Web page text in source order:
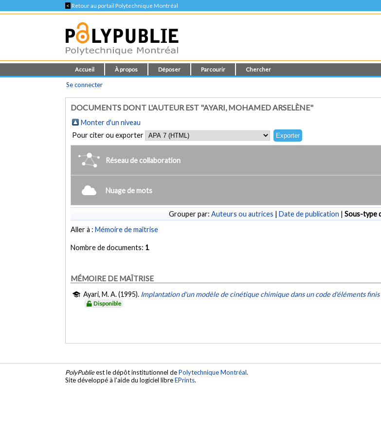
< Retour au portail Polytechnique Montréal
Accueil À propos Déposer Parcourir Chercher
Se connecter
DOCUMENTS DONT L'AUTEUR EST "AYARI, MOHAMED ARSELÈNE"
Monter d'un niveau
Pour citer ou exporter
Réseau de collaboration
Nuage de mots
Grouper par: Auteurs ou autrices | Date de publication | Sous-type
Aller à :Mémoire de maîtrise
Nombre de documents: 1
MÉMOIRE DE MAÎTRISE
Ayari, M. A. (1995). Implantation d'un modèle de cinétique chimique dans un code d'éléments finis
Disponible
PolyPublieest le dépôt institutionnel dePolytechnique Montréal.
Site développé à l'aide du logiciel libreEPrints.